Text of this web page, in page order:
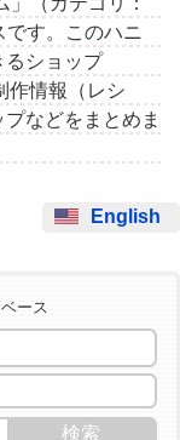
です。このハニ
るショップ
作情報（レシ
などをまとめま
English
ース